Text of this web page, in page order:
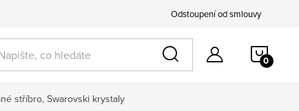
Odstoupení od smlouvy
stříbro, Swarovski krystaly